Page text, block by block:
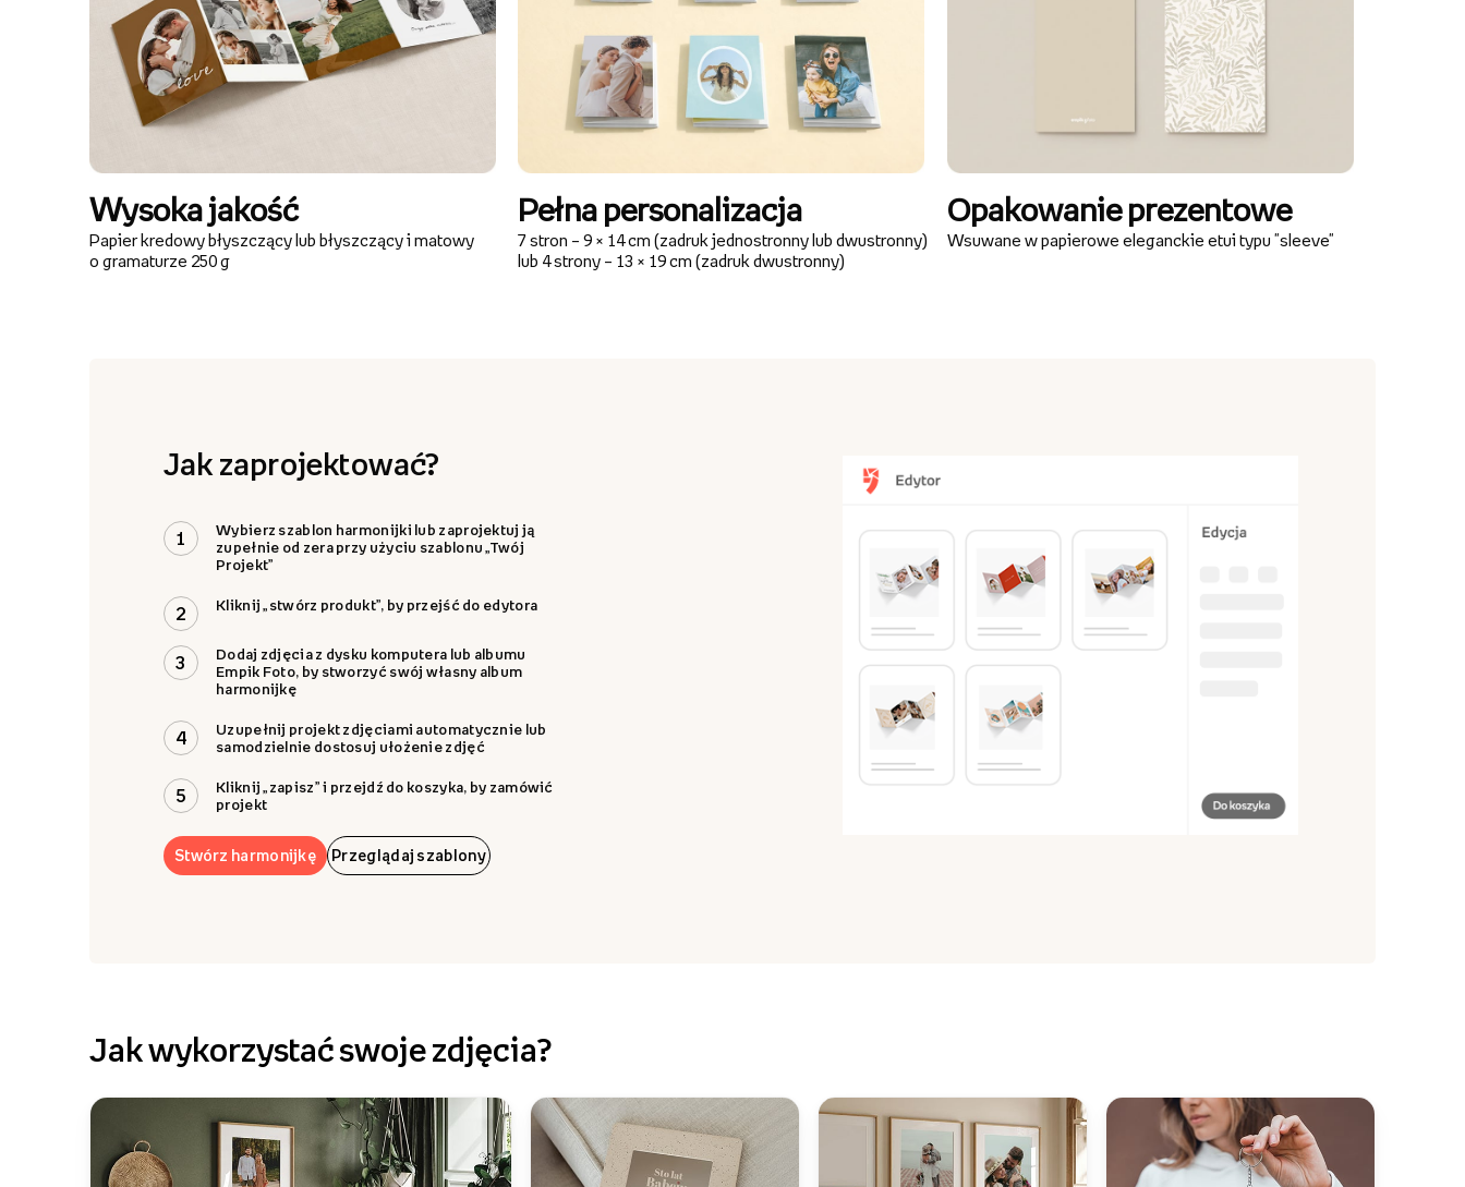
Wysoka jakość
Papier kredowy błyszczący lub błyszczący i matowy
o gramaturze 250 g
Pełna personalizacja
7 stron – 9 × 14 cm (zadruk jednostronny lub dwustronny)
lub 4 strony – 13 × 19 cm (zadruk dwustronny)
Opakowanie prezentowe
Wsuwane w papierowe eleganckie etui typu "sleeve"
Jak zaprojektować?
1
Wybierz szablon harmonijki lub zaprojektuj ją
zupełnie od zera przy użyciu szablonu „Twój
Projekt”
2 Kliknij „stwórz produkt”, by przejść do edytora
3
Dodaj zdjęcia z dysku komputera lub albumu
Empik Foto, by stworzyć swój własny album
harmonijkę
4
Uzupełnij projekt zdjęciami automatycznie lub
samodzielnie dostosuj ułożenie zdjęć
5
Kliknij „zapisz” i przejdź do koszyka, by zamówić
projekt
Stwórz harmonijkę Przeglądaj szablony
Jak wykorzystać swoje zdjęcia?